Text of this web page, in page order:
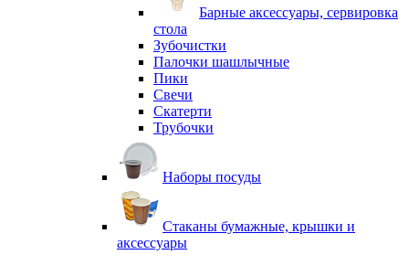
Барные аксессуары, сервировка
стола
Зубочистки
Палочки шашлычные
Пики
Свечи
Скатерти
Трубочки
Наборы посуды
Стаканы бумажные, крышки и
аксессуары